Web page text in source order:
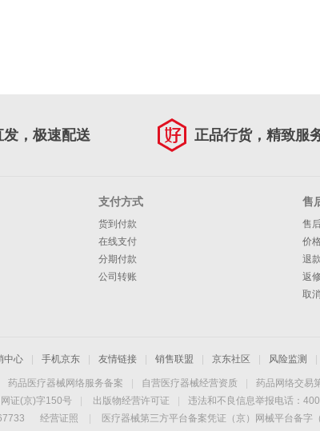
发，极速配送 正品行货，精致服
支付方式
货到付款
在线支付
分期付款
公司转账
售
售
价
退
返
取
中心 手机京东 友情链接 销售联盟 京东社区 风险监测
药品医疗器械网络服务备案 自营医疗器械经营资质 药品网络交易
证(京)字150号
出版物经营许可证
违法和不良信息举报电话：
经营证照 医疗器械第三方平台备案凭证（京）网械平台备字